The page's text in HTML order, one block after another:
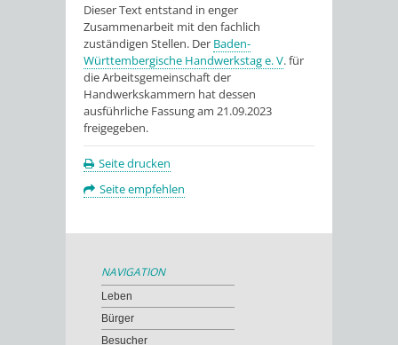
Dieser Text entstand in enger
Zusammenarbeit mit den fachlich
zuständigen Stellen. Der Baden-
Württembergische Handwerkstag e. V. für
die Arbeitsgemeinschaft der
Handwerkskammern hat dessen
ausführliche Fassung am 21.09.2023
freigegeben.
Seite drucken
Seite empfehlen
NAVIGATION
Leben
Bürger
Besucher